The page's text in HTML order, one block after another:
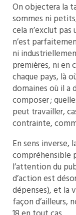
On objectera la
sommes ni
cela n’exclut
n’est
ni
premières, ni en
chaque pays, là
domaines où il a
composer ;
peut travailler,
contrainte,
En sens
compréhensible
l’attention du
d’action est
dépenses), et la
façon d’ailleurs,